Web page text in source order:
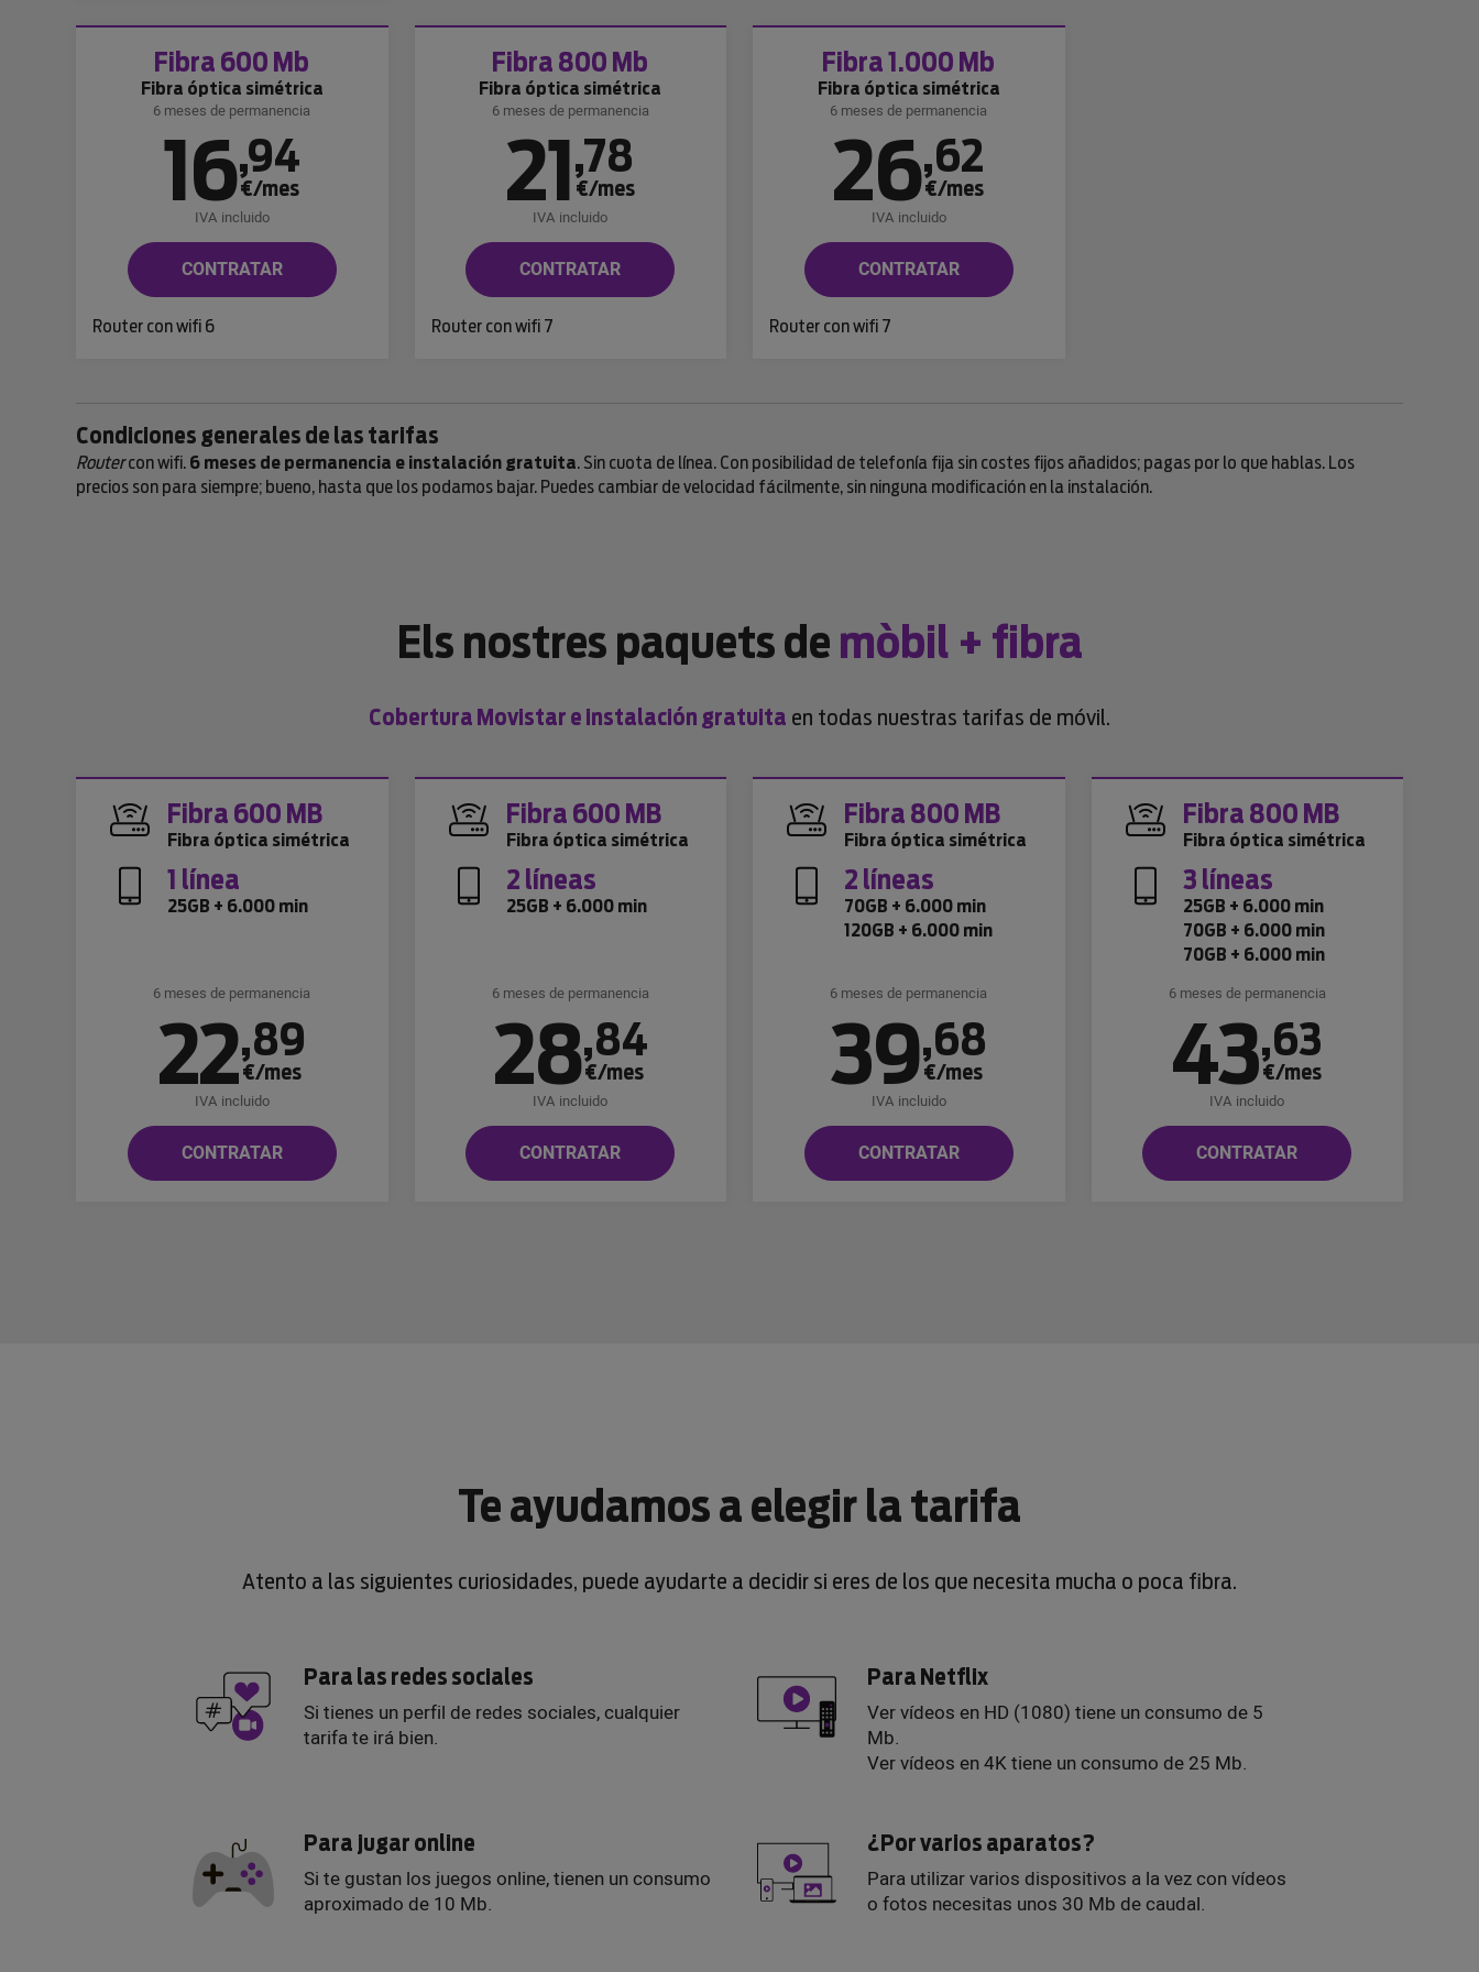
Fibra 600 Mb
Fibra óptica simétrica
6 meses de permanencia
16,94
€/mes
IVA incluido
CONTRATAR
Router con wifi 6
Fibra 800 Mb
Fibra óptica simétrica
6 meses de permanencia
21,78
€/mes
IVA incluido
CONTRATAR
Router con wifi 7
Fibra 1.000 Mb
Fibra óptica simétrica
6 meses de permanencia
26,62
€/mes
IVA incluido
CONTRATAR
Router con wifi 7
Condiciones generales de las tarifas
Routercon wifi. 6 meses de permanencia e instalación gratuita. Sin cuota de línea. Con posibilidad de telefonía fija sin costes fijos añadidos; pagas por lo que hablas. Los
precios son para siempre; bueno, hasta que los podamos bajar. Puedes cambiar de velocidad fácilmente, sin ninguna modificación en la instalación.
Els nostres paquets de mòbil + fibra
Cobertura Movistar e instalación gratuita en todas nuestras tarifas de móvil.
Fibra 600 MB
Fibra óptica simétrica
1 línea
25GB + 6.000 min
6 meses de permanencia
22,89
€/mes
IVA incluido
CONTRATAR
Fibra 600 MB
Fibra óptica simétrica
2 líneas
25GB + 6.000 min
6 meses de permanencia
28,84
€/mes
IVA incluido
CONTRATAR
Fibra 800 MB
Fibra óptica simétrica
2 líneas
70GB + 6.000 min
120GB + 6.000 min
6 meses de permanencia
39,68
€/mes
IVA incluido
CONTRATAR
Fibra 800 MB
Fibra óptica simétrica
3 líneas
25GB + 6.000 min
70GB + 6.000 min
70GB + 6.000 min
6 meses de permanencia
43,63
€/mes
IVA incluido
CONTRATAR
Te ayudamos a elegir la tarifa
Atento a las siguientes curiosidades, puede ayudarte a decidir si eres de los que necesita mucha o poca fibra.
Para las redes sociales
Si tienes un perfil de redes sociales, cualquier
tarifa te irá bien.
Para Netflix
Ver vídeos en HD (1080) tiene un consumo de 5
Mb.
Ver vídeos en 4K tiene un consumo de 25 Mb.
Para jugar online
Si te gustan los juegos online, tienen un consumo
aproximado de 10 Mb.
¿Por varios aparatos?
Para utilizar varios dispositivos a la vez con vídeos
o fotos necesitas unos 30 Mb de caudal.